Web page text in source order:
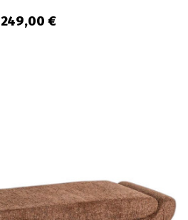
249,00 €